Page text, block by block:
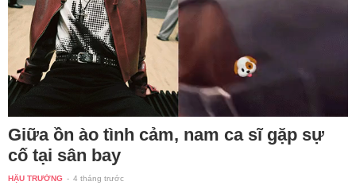
Giữa ồn ào tình cảm, nam ca sĩ gặp sự
cố tại sân bay
HẬU TRƯỜNG - 4 tháng trước